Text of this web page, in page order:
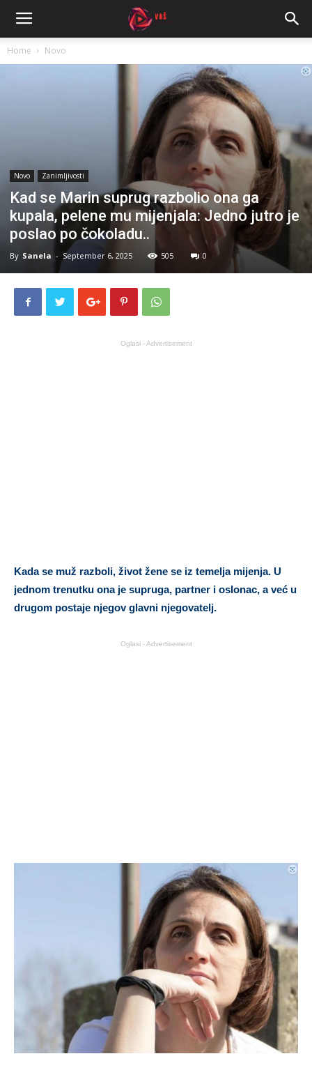
Home Novo
Novo Zanimljivosti
Kad se Marin suprug razbolio ona ga
kupala, pelene mu mijenjala: Jedno jutro je
poslao po čokoladu..
By Sanela - September 6, 2025 505 0
Oglasi - Advertisement
Kada se muž razboli, život žene se iz temelja mijenja. U
jednom trenutku ona je supruga, partner i oslonac, a već u
drugom postaje njegov glavni njegovatelj.
Oglasi - Advertisement